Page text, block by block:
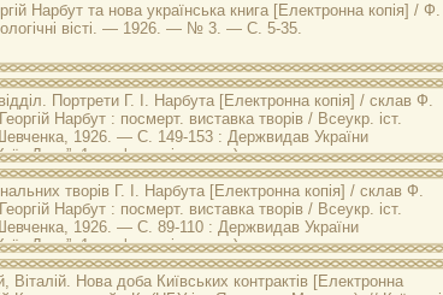
Нарбут та нова українська книга [Електронна копія] / Ф.
вісті. — 1926. — № 3. — С. 5-35.
Портрети Г. І. Нарбута [Електронна копія] / склав Ф.
Георгій Нарбут : посмерт. виставка творів / Всеукр. іст.
1926. — С. 149-153 : Держвидав України
Друк”, 1-ша фото-літо-друк.).
творів Г. І. Нарбута [Електронна копія] / склав Ф.
Георгій Нарбут : посмерт. виставка творів / Всеукр. іст.
1926. — C. 89-110 : Держвидав України
Друк”, 1-ша фото-літо-друк.).
Віталій. Нова доба Київських контрактів [Електронна